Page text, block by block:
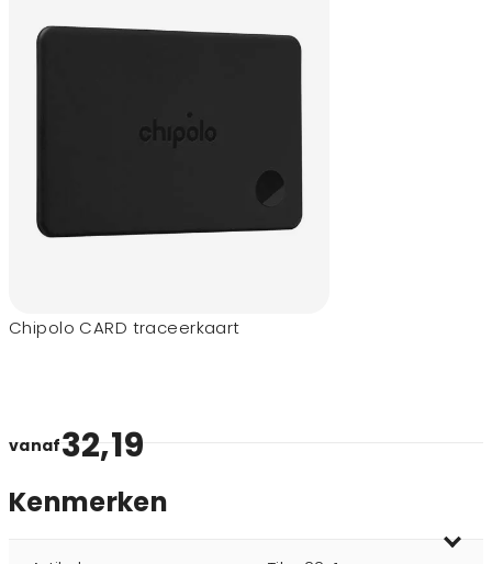
Chipolo CARD traceerkaart
vanaf32,19
Kenmerken